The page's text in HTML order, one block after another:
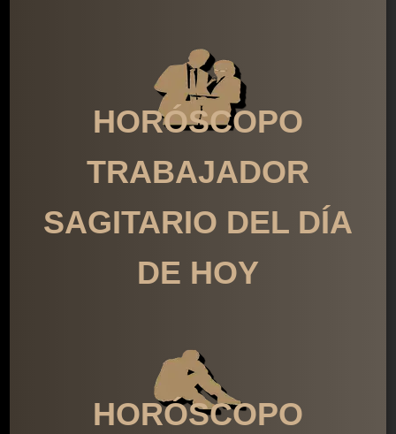
HORÓSCOPO
TRABAJADOR
SAGITARIO DEL DÍA
DE HOY
HORÓSCOPO